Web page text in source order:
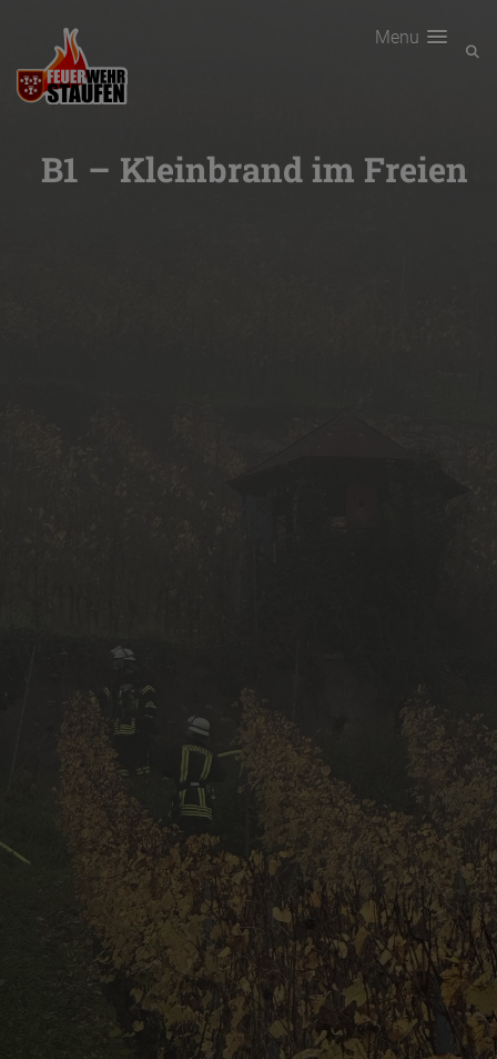
Menu
B1 – Kleinbrand im Freien